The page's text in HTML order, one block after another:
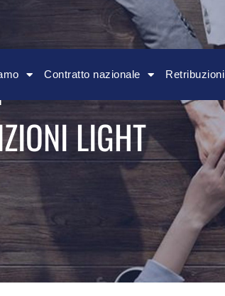
Via Merulana 134-00185 Roma
Contratto nazionale Retribuzioni
LIGHT